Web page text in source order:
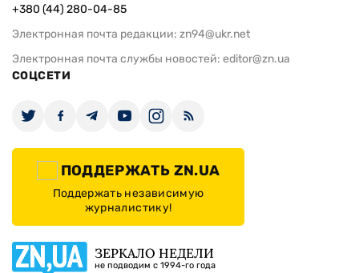
+380 (44) 280-04-85
Электронная почта редакции: zn94@ukr.net
Электронная почта службы новостей: editor@zn.ua
СОЦСЕТИ
ПОДДЕРЖАТЬ ZN.UA
Поддержать независимую
журналистику!
ЗЕРКАЛО НЕДЕЛИ
не подводим с 1994-го года